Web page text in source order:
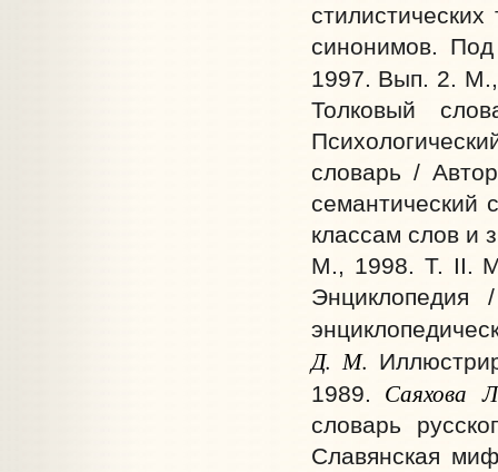
синонимов.
1997. Вып. 2.
Толковый
словарь /
семантический
классам слов и
М., 1998. Т. II.
Д. М.
1989. Саяхова
словарь
Славянская